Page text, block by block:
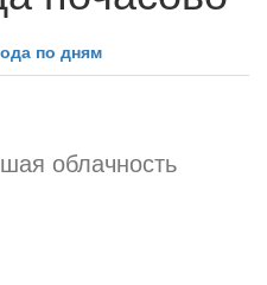
по дням
облачность